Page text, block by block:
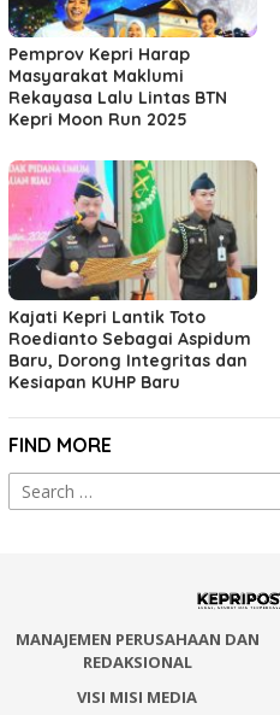
Pemprov Kepri Harap
Masyarakat Maklumi
Rekayasa Lalu Lintas BTN
Kepri Moon Run 2025
Kajati Kepri Lantik Toto
Roedianto Sebagai Aspidum
Baru, Dorong Integritas dan
Kesiapan KUHP Baru
FIND MORE
Search
for:
MANAJEMEN PERUSAHAAN DAN
REDAKSIONAL
VISI MISI MEDIA